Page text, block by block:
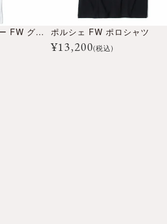
ポルシェ ペンスキー FW グラフィック Tシャツ ポルシェ FW ポロシャツ
¥13,200(税込)